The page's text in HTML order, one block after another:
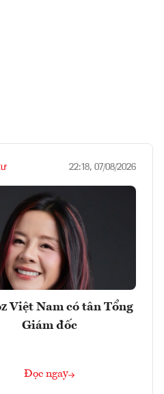
22:18, 07/08/2026
Việt Nam có tân Tổng
Giám đốc
Đọc ngay